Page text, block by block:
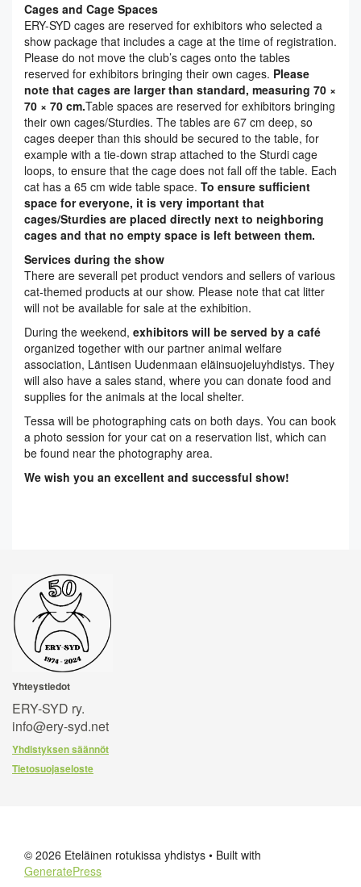
Cages and Cage Spaces
ERY-SYD cages are reserved for exhibitors who selected a
show package that includes a cage at the time of registration.
Please do not move the club’s cages onto the tables
reserved for exhibitors bringing their own cages. Please
note that cages are larger than standard, measuring 70 ×
70 × 70 cm.Table spaces are reserved for exhibitors bringing
their own cages/Sturdies. The tables are 67 cm deep, so
cages deeper than this should be secured to the table, for
example with a tie-down strap attached to the Sturdi cage
loops, to ensure that the cage does not fall off the table. Each
cat has a 65 cm wide table space. To ensure sufficient
space for everyone, it is very important that
cages/Sturdies are placed directly next to neighboring
cages and that no empty space is left between them.
Services during the show
There are severall pet product vendors and sellers of various
cat-themed products at our show. Please note that cat litter
will not be available for sale at the exhibition.
During the weekend, exhibitors will be served by a café
organized together with our partner animal welfare
association, Läntisen Uudenmaan eläinsuojeluyhdistys. They
will also have a sales stand, where you can donate food and
supplies for the animals at the local shelter.
Tessa will be photographing cats on both days. You can book
a photo session for your cat on a reservation list, which can
be found near the photography area.
We wish you an excellent and successful show!
Yhteystiedot
ERY-SYD ry.
info@ery-syd.net
Yhdistyksen säännöt
Tietosuojaseloste
© 2026 Eteläinen rotukissa yhdistys • Built with
GeneratePress